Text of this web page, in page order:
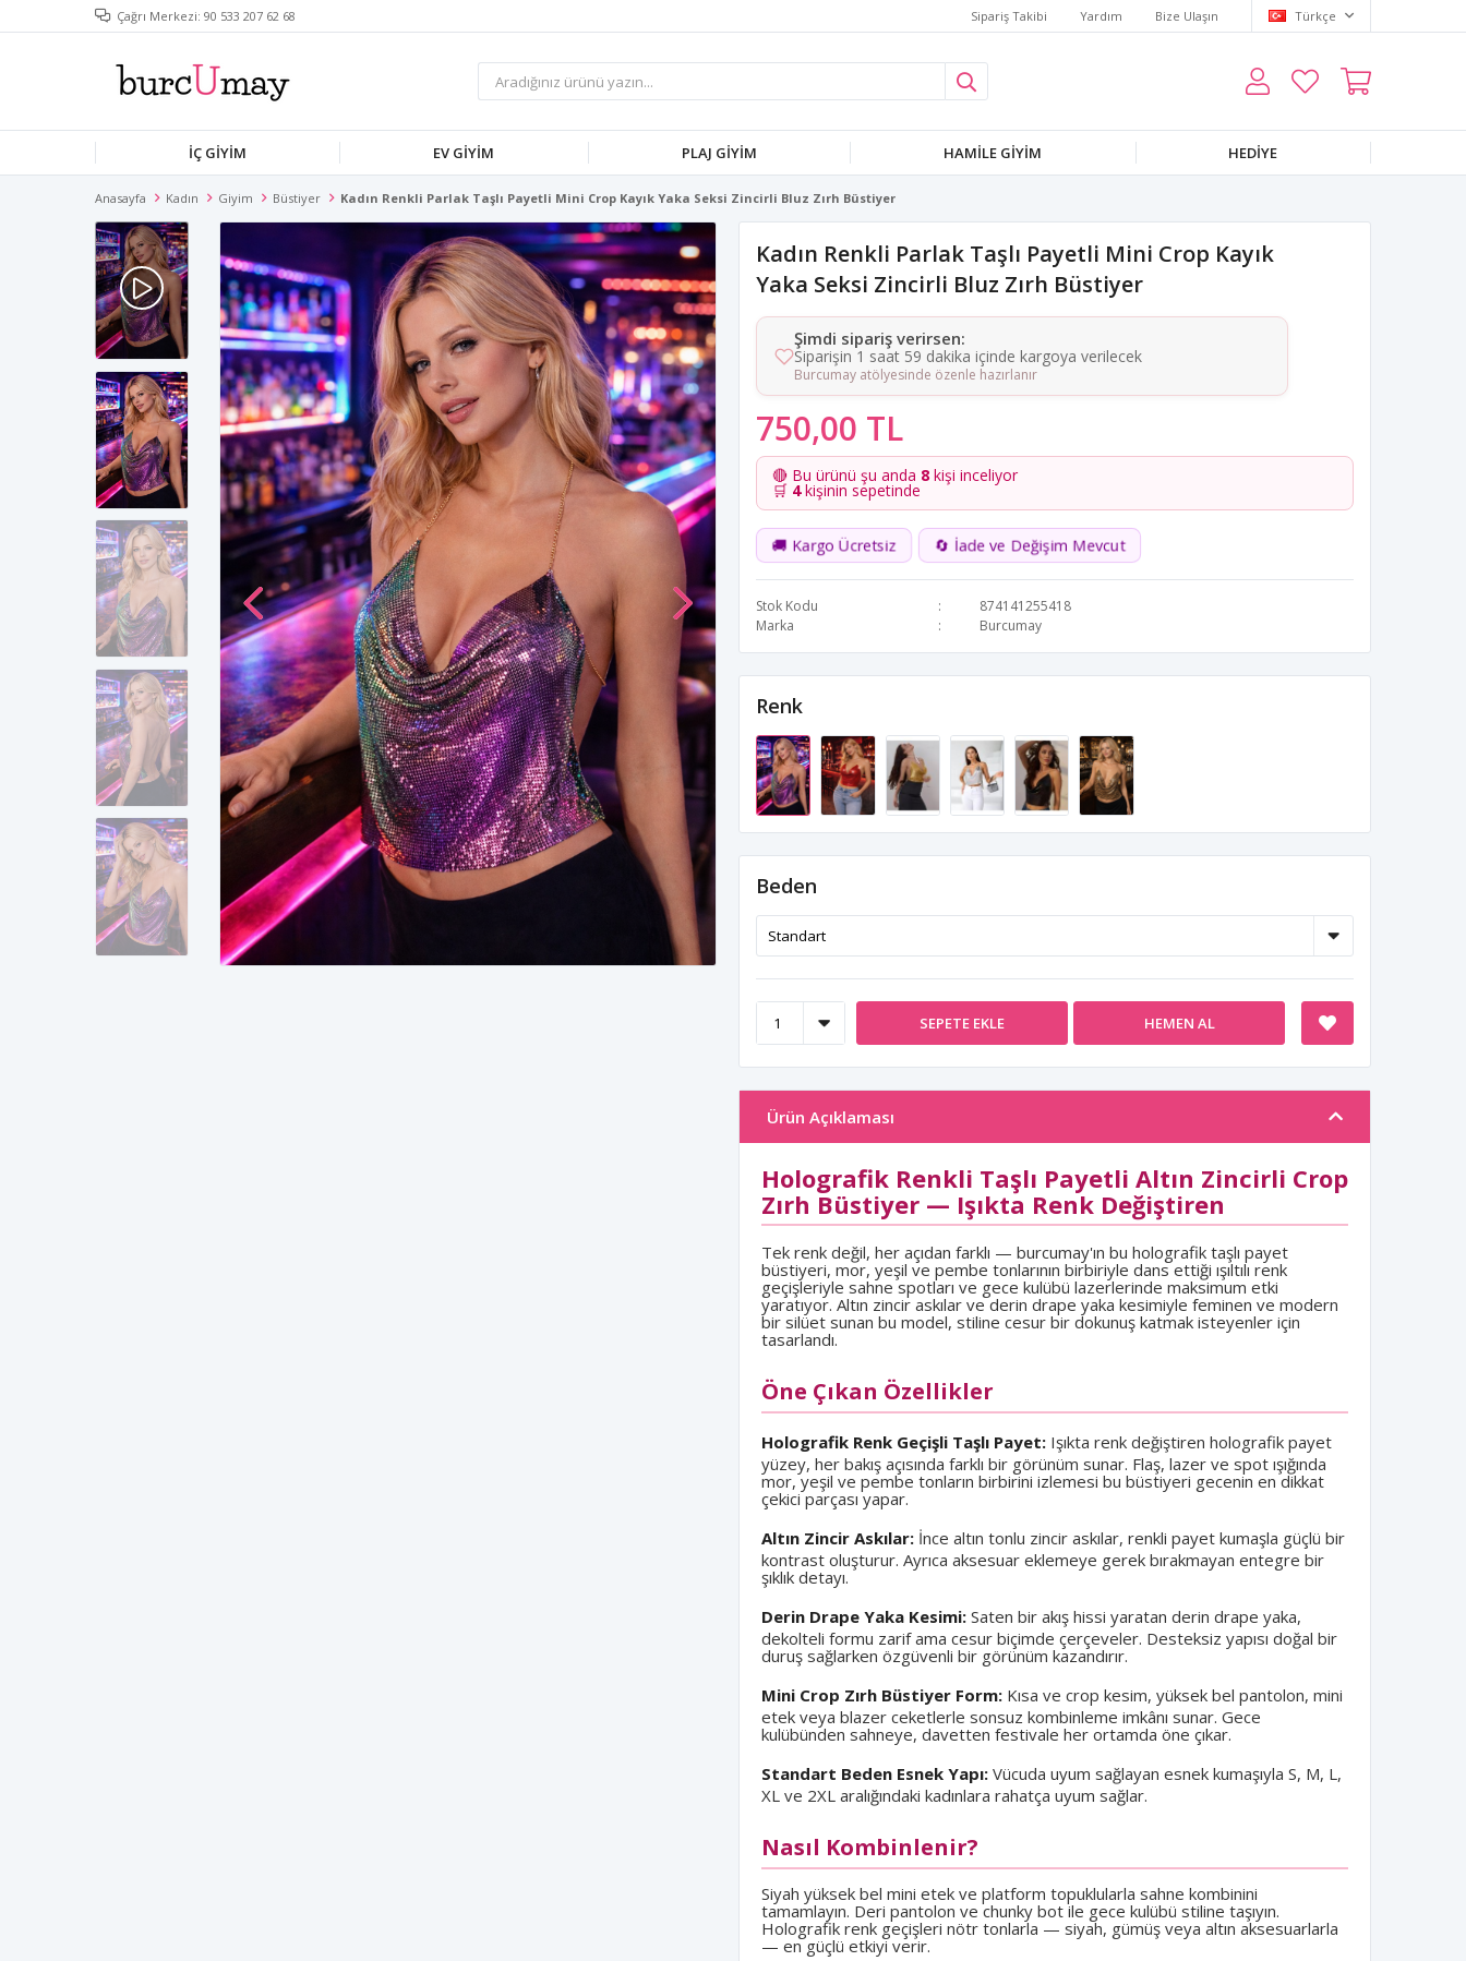
Çağrı Merkezi: 90 533 207 62 68 Sipariş Takibi Yardım Bize Ulaşın Türkçe
İÇ GIYIM EV GIYIM PLAJ GIYIM HAMILE GIYIM HEDIYE
Anasayfa Kadın Giyim Büstiyer Kadın Renkli Parlak Taşlı Payetli Mini Crop Kayık Yaka Seksi Zincirli Bluz Zırh Büstiyer
Kadın Renkli Parlak Taşlı Payetli Mini Crop Kayık
Yaka Seksi Zincirli Bluz Zırh Büstiyer
Şimdi sipariş verirsen:
Siparişin 1 saat 59 dakika içinde kargoya verilecek
Burcumay atölyesinde özenle hazırlanır
750,00 TL
🔴 Bu ürünü şu anda 8 kişi inceliyor
🛒 4kişinin sepetinde
🚚 Kargo Ücretsiz 🔄 İade ve Değişim Mevcut
Stok Kodu
874141255418
Marka
Burcumay
Renk
Beden
SEPETE EKLE HEMEN AL
Ürün Açıklaması
Holografik Renkli Taşlı Payetli Altın Zincirli Crop
Zırh Büstiyer — Işıkta Renk Değiştiren
Tek renk değil, her açıdan farklı — burcumay'ın bu holografik taşlı payet
büstiyeri, mor, yeşil ve pembe tonlarının birbiriyle dans ettiği ışıltılı renk
geçişleriyle sahne spotları ve gece kulübü lazerlerinde maksimum etki
yaratıyor. Altın zincir askılar ve derin drape yaka kesimiyle feminen ve modern
bir silüet sunan bu model, stiline cesur bir dokunuş katmak isteyenler için
tasarlandı.
Öne Çıkan Özellikler
Holografik Renk Geçişli Taşlı Payet: Işıkta renk değiştiren holografik payet
yüzey, her bakış açısında farklı bir görünüm sunar. Flaş, lazer ve spot ışığında
mor, yeşil ve pembe tonların birbirini izlemesi bu büstiyeri gecenin en dikkat
çekici parçası yapar.
Altın Zincir Askılar: İnce altın tonlu zincir askılar, renkli payet kumaşla güçlü bir
kontrast oluşturur. Ayrıca aksesuar eklemeye gerek bırakmayan entegre bir
şıklık detayı.
Derin Drape Yaka Kesimi: Saten bir akış hissi yaratan derin drape yaka,
dekolteli formu zarif ama cesur biçimde çerçeveler. Desteksiz yapısı doğal bir
duruş sağlarken özgüvenli bir görünüm kazandırır.
Mini Crop Zırh Büstiyer Form: Kısa ve crop kesim, yüksek bel pantolon, mini
etek veya blazer ceketlerle sonsuz kombinleme imkânı sunar. Gece
kulübünden sahneye, davetten festivale her ortamda öne çıkar.
Standart Beden Esnek Yapı: Vücuda uyum sağlayan esnek kumaşıyla S, M, L,
XL ve 2XL aralığındaki kadınlara rahatça uyum sağlar.
Nasıl Kombinlenir?
Siyah yüksek bel mini etek ve platform topuklularla sahne kombinini
tamamlayın. Deri pantolon ve chunky bot ile gece kulübü stiline taşıyın.
Holografik renk geçişleri nötr tonlarla — siyah, gümüş veya altın aksesuarlarla
— en güçlü etkiyi verir.